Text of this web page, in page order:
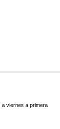
a viernes a primera